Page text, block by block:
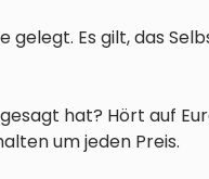
Es gilt, das
hat? Hört auf
um jeden Preis.